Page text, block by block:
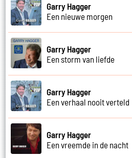
Garry Hagger
Een nieuwe morgen
Garry Hagger
Een storm van liefde
Garry Hagger
Een verhaal nooit verteld
Garry Hagger
Een vreemde in de nacht